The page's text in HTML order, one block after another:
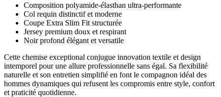
Composition polyamide-élasthan ultra-performante
Col requin distinctif et moderne
Coupe Extra Slim Fit structurée
Jersey premium doux et respirant
Noir profond élégant et versatile
Cette chemise exceptional conjugue innovation textile et design
intemporel pour une allure professionnelle sans égal. Sa flexibilité
naturelle et son entretien simplifié en font le compagnon idéal des
hommes dynamiques qui refusent les compromis entre style, confort
et praticité quotidienne.